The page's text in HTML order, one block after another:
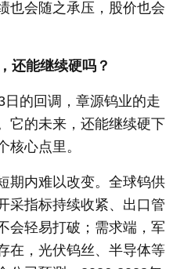
也会随之承压，股价也会
还能继续硬吗？
的回调，章源钨业的走
它的未来，还能继续硬下
核心点里。
期内难以改变。全球钨供
采指标持续收紧、出口管
会轻易打破；需求端，军
在，光伏钨丝、半导体等